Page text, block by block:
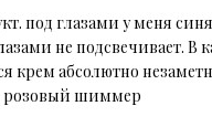
под глазами у меня
не подсвечивает. В
крем абсолютно
розовый шиммер